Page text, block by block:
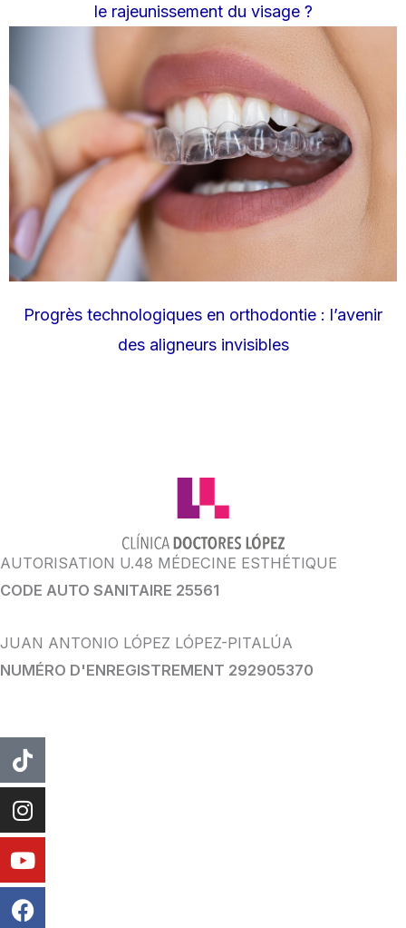
le rajeunissement du visage ?
Progrès technologiques en orthodontie : l’avenir
des aligneurs invisibles
AUTORISATION U.48 MÉDECINE ESTHÉTIQUE
CODE AUTO SANITAIRE 25561
JUAN ANTONIO LÓPEZ LÓPEZ-PITALÚA
NUMÉRO D'ENREGISTREMENT 292905370
TIC
Tac
Instagram
Youtube
Facebook
WhatsApp